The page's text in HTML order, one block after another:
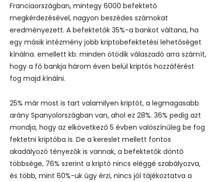
Franciaországban, mintegy 6000 befektető
megkérdezésével, nagyon beszédes számokat
eredményezett. A befektetők 35%-a bankot váltana, ha
egy másik intézmény jobb kriptobefektetési lehetőséget
kínálna. emellett kb. minden ötödik válaszadó arra számít,
hogy a fő bankja három éven belül kriptós hozzáférést
fog majd kínálni.
25% már most is tart valamilyen kriptót, a legmagasabb
arány Spanyolországban van, ahol ez 28%. 36% pedig azt
mondja, hogy az elkövetkező 5 évben valószínűleg be fog
fektetni kriptóba is. De a kereslet mellett fontos
akadályozó tényezők is vannak, a befektetők döntő
többsége, 76% szerint a kriptó nincs eléggé szabályozva,
és több, mint 60%-uk úgy érzi, nincs jól tájékoztatva a